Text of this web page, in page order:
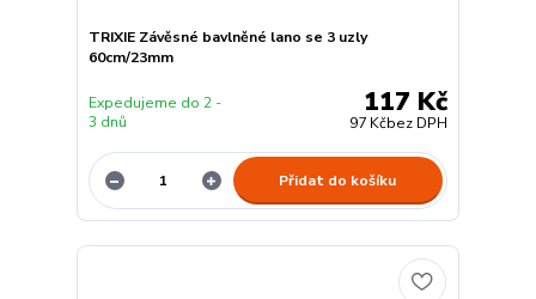
TRIXIE Závěsné bavlněné lano se 3 uzly
60cm/23mm
117 Kč
97 Kčbez DPH
Expedujeme do 2 -
3 dnů
Přidat do košíku